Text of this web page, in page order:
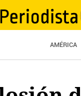
AMÉRICA